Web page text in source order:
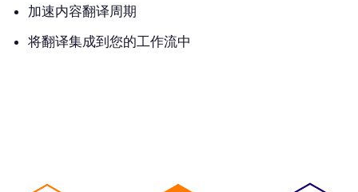
加速内容翻译周期
将翻译集成到您的工作流中